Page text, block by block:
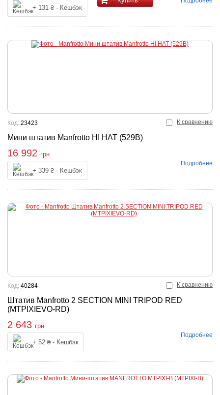
+ 131 ₴ - Кешбэк
К сравнению
Мини штатив Manfrotto HI HAT (529B)
Код: 23423
16 992 грн
+ 339 ₴ - Кешбэк
Подробнее
К сравнению
Штатив Manfrotto 2 SECTION MINI TRIPOD RED
(MTPIXIEVO-RD)
Код: 40284
2 643 грн
+ 52 ₴ - Кешбэк
Подробнее